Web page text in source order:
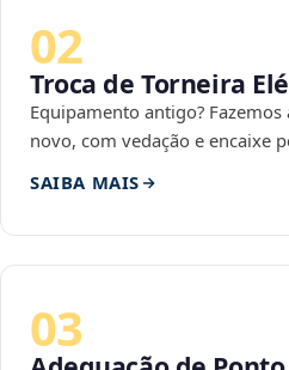
02
Troca de Torneira
Equipamento antigo?
novo, com vedação e encaixe
SAIBA MAIS
03